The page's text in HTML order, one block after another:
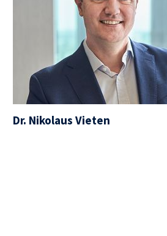
Dr. Nikolaus Vieten